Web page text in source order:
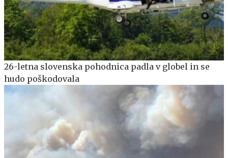
26-letna slovenska pohodnica padla v globel in se
hudo poškodovala